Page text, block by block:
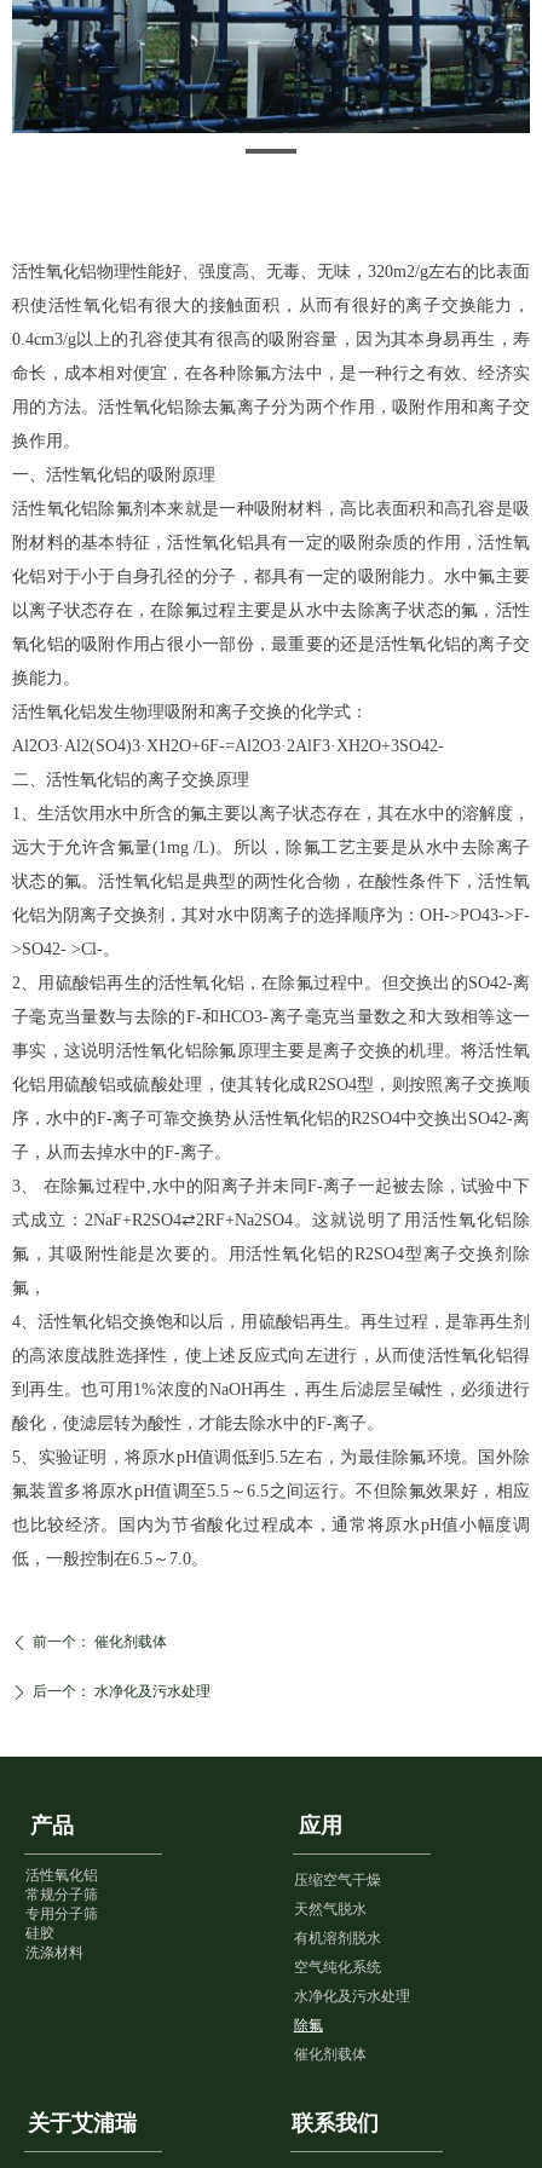
ꄴ 前一个： 催化剂载体
ꄲ 后一个： 水净化及污水处理
活性氧化铝物理性能好、强度高、无毒、无味，320m2/g左右的比表面
积使活性氧化铝有很大的接触面积，从而有很好的离子交换能力，
0.4cm3/g以上的孔容使其有很高的吸附容量，因为其本身易再生，寿
命长，成本相对便宜，在各种除氟方法中，是一种行之有效、经济实
用的方法。活性氧化铝除去氟离子分为两个作用，吸附作用和离子交
换作用。
一、活性氧化铝的吸附原理
活性氧化铝除氟剂本来就是一种吸附材料，高比表面积和高孔容是吸
附材料的基本特征，活性氧化铝具有一定的吸附杂质的作用，活性氧
化铝对于小于自身孔径的分子，都具有一定的吸附能力。水中氟主要
以离子状态存在，在除氟过程主要是从水中去除离子状态的氟，活性
氧化铝的吸附作用占很小一部份，最重要的还是活性氧化铝的离子交
换能力。
活性氧化铝发生物理吸附和离子交换的化学式：
Al2O3·Al2(SO4)3·XH2O+6F-=Al2O3·2AlF3·XH2O+3SO42-
二、活性氧化铝的离子交换原理
1、生活饮用水中所含的氟主要以离子状态存在，其在水中的溶解度，
远大于允许含氟量(1mg /L)。所以，除氟工艺主要是从水中去除离子
状态的氟。活性氧化铝是典型的两性化合物，在酸性条件下，活性氧
化铝为阴离子交换剂，其对水中阴离子的选择顺序为：OH->PO43->F-
>SO42- >Cl-。
2、用硫酸铝再生的活性氧化铝，在除氟过程中。但交换出的SO42-离
子毫克当量数与去除的F-和HCO3-离子毫克当量数之和大致相等这一
事实，这说明活性氧化铝除氟原理主要是离子交换的机理。将活性氧
化铝用硫酸铝或硫酸处理，使其转化成R2SO4型，则按照离子交换顺
序，水中的F-离子可靠交换势从活性氧化铝的R2SO4中交换出SO42-离
子，从而去掉水中的F-离子。
3、 在除氟过程中,水中的阳离子并未同F-离子一起被去除，试验中下
式成立：2NaF+R2SO4⇄2RF+Na2SO4。这就说明了用活性氧化铝除
氟，其吸附性能是次要的。用活性氧化铝的R2SO4型离子交换剂除
氟，
4、活性氧化铝交换饱和以后，用硫酸铝再生。再生过程，是靠再生剂
的高浓度战胜选择性，使上述反应式向左进行，从而使活性氧化铝得
到再生。也可用1%浓度的NaOH再生，再生后滤层呈碱性，必须进行
酸化，使滤层转为酸性，才能去除水中的F-离子。
5、实验证明，将原水pH值调低到5.5左右，为最佳除氟环境。国外除
氟装置多将原水pH值调至5.5～6.5之间运行。不但除氟效果好，相应
也比较经济。国内为节省酸化过程成本，通常将原水pH值小幅度调
低，一般控制在6.5～7.0。
产品
活性氧化铝
常规分子筛
专用分子筛
硅胶
洗涤材料
应用
压缩空气干燥
天然气脱水
有机溶剂脱水
空气纯化系统
水净化及污水处理
除氟
催化剂载体
关于艾浦瑞 联系我们